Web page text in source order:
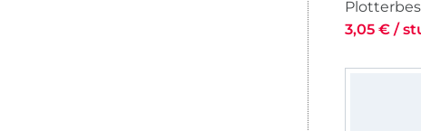
3,05 € /